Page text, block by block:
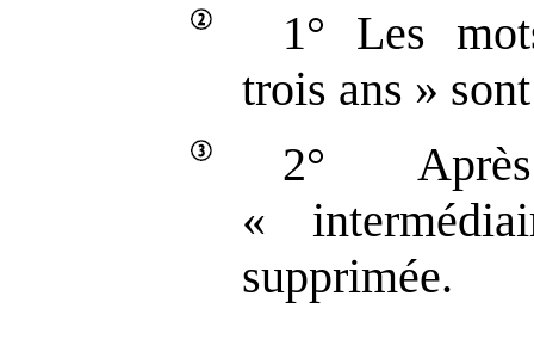
1° Les
trois ans »
2°
«
supprimée.